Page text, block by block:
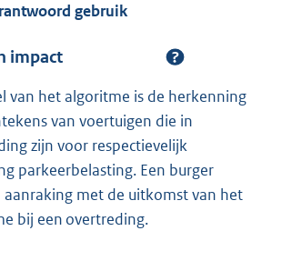
gebruik
impact
van het algoritme is de herkenning
van voertuigen die in
zijn voor respectievelijk
parkeerbelasting. Een burger
met de uitkomst van het
bij een overtreding.